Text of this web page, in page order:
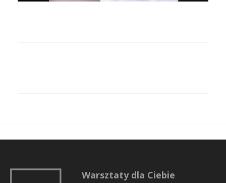
Warsztaty dla Ciebie